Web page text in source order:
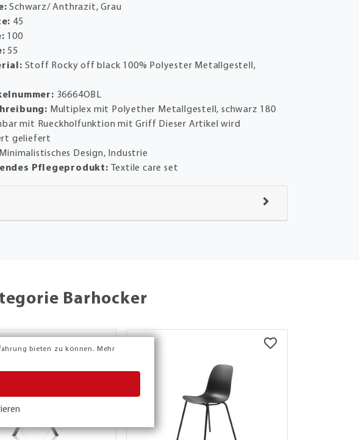
bieten zu können. Mehr
Schwarz/ Anthrazit, Grau
45
100
55
Stoff Rocky off black 100% Polyester Metallgestell,
36664OBL
Multiplex mit Polyether Metallgestell, schwarz 180
mit Rueckholfunktion mit Griff Dieser Artikel wird
geliefert
Minimalistisches Design, Industrie
Pflegeprodukt:
Textile care set
Barhocker